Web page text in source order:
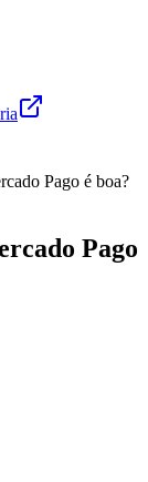
Pago é boa?
Pago